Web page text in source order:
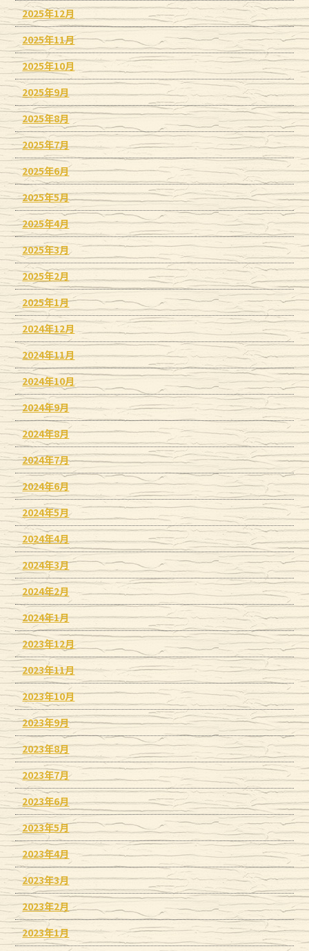
2025年12月
2025年11月
2025年10月
2025年9月
2025年8月
2025年7月
2025年6月
2025年5月
2025年4月
2025年3月
2025年2月
2025年1月
2024年12月
2024年11月
2024年10月
2024年9月
2024年8月
2024年7月
2024年6月
2024年5月
2024年4月
2024年3月
2024年2月
2024年1月
2023年12月
2023年11月
2023年10月
2023年9月
2023年8月
2023年7月
2023年6月
2023年5月
2023年4月
2023年3月
2023年2月
2023年1月